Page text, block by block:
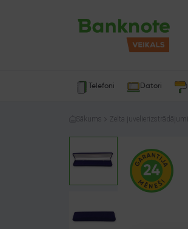
Telefoni Datori
Sākums Zelta juvelierizstrādājumi